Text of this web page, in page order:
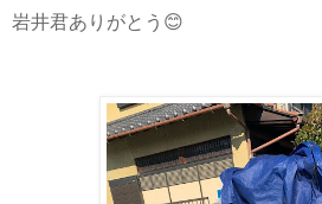
岩井君ありがとう😊